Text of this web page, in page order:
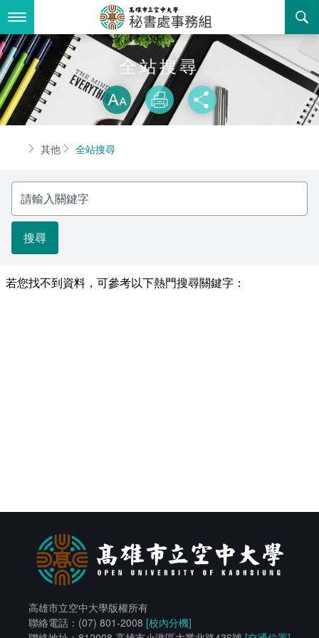
到
要
內
容
最新消息
關於我們
組織職掌
聯絡資訊
活動花絮
諮詢信箱
業務服務
法令規章
遊說資訊專區
常見問答
書表下載
回空大首頁
全站搜尋
略過字型切
放大
列印 分享
首頁其他 全站搜尋
請
輸
入
關
若您找不到資料，可參考以下熱門搜尋關鍵字：
高雄市立空中大學版權所有
聯絡電話：(07) 801-2008 [校內分機]